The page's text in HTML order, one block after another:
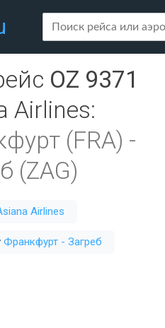
OZ 9371
Airlines:
(FRA) -
(ZAG)
Airlines
Франкфурт - Загреб